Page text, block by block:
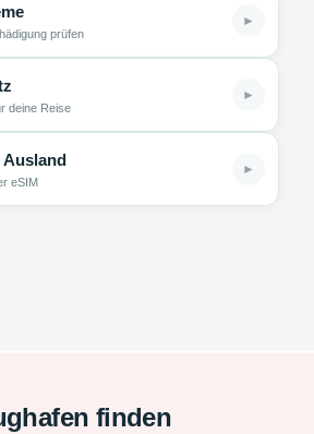
prüfen
►
deine Reise
►
Ausland
eSIM
►
finden